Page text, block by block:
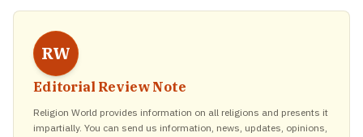
RW
Editorial Review Note
Religion World provides information on all religions and presents it
impartially. You can send us information, news, updates, opinions,